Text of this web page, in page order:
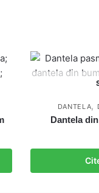
DANTELA,
Dantela